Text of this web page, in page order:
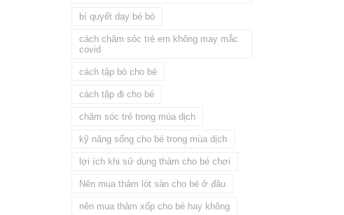
bí quyết dạy bé bò
cách chăm sóc trẻ em không may mắc
covid
cách tập bò cho bé
cách tập đi cho bé
chăm sóc trẻ trong mùa dịch
kỹ năng sống cho bé trong mùa dịch
lợi ích khi sử dụng thảm cho bé chơi
Nên mua thảm lót sàn cho bé ở đâu
nên mua thảm xốp cho bé hay không